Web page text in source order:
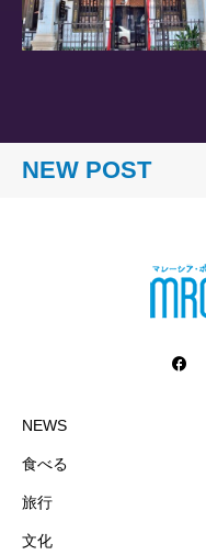
NEW POST
2026」で2冠達成
修が取材紹介されました
リゾート 休業のお知ら
（2025年10月1日～）の
NEWS
食べる
旅行
文化